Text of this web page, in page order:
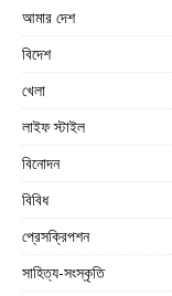
আমার দেশ
বিদেশ
খেলা
লাইফ স্টাইল
বিনোদন
বিবিধ
প্রেসক্রিপশন
সাহিত্য-সংস্কৃতি